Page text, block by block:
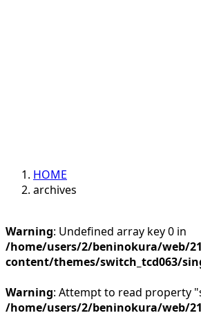
HOME
archives
Warning: Undefined array key 0 in
/home/users/2/beninokura/web/
content/themes/switch_tcd063/
Warning: Attempt to read property
/home/users/2/beninokura/web/